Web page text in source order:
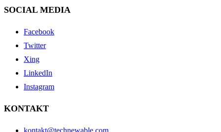
SOCIAL MEDIA
Facebook
Twitter
Xing
LinkedIn
Instagram
KONTAKT
kontakt@technewable.com